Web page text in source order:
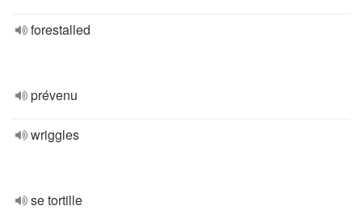
forestalled
prévenu
wriggles
se tortille